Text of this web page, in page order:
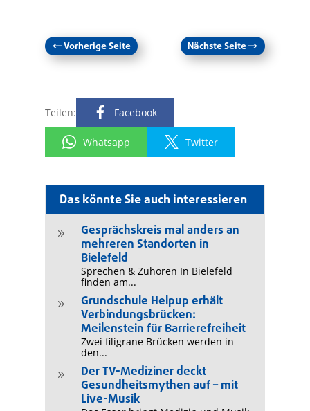
Das könnte Sie auch interessieren
9
Gesprächskreis mal anders an
mehreren Standorten in
Bielefeld
Sprechen & Zuhören In Bielefeld
finden am...
9
Grundschule Helpup erhält
Verbindungsbrücken:
Meilenstein für Barrierefreiheit
Zwei filigrane Brücken werden in
den...
9
Der TV-Mediziner deckt
Gesundheitsmythen auf – mit
Live-Musik
←Vorherige Seite Nächste Seite→
Teilen: Facebook
Whatsapp Twitter